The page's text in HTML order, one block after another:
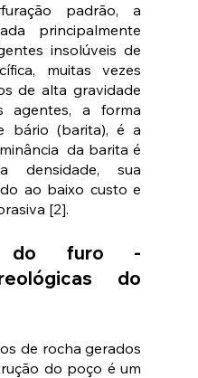
padrão, a
principalmente
insolúveis de
muitas vezes
de alta gravidade
agentes, a forma
bário (barita), é a
da barita é
sua
ao baixo custo e
[2].
do furo -
do
de rocha gerados
do poço é um